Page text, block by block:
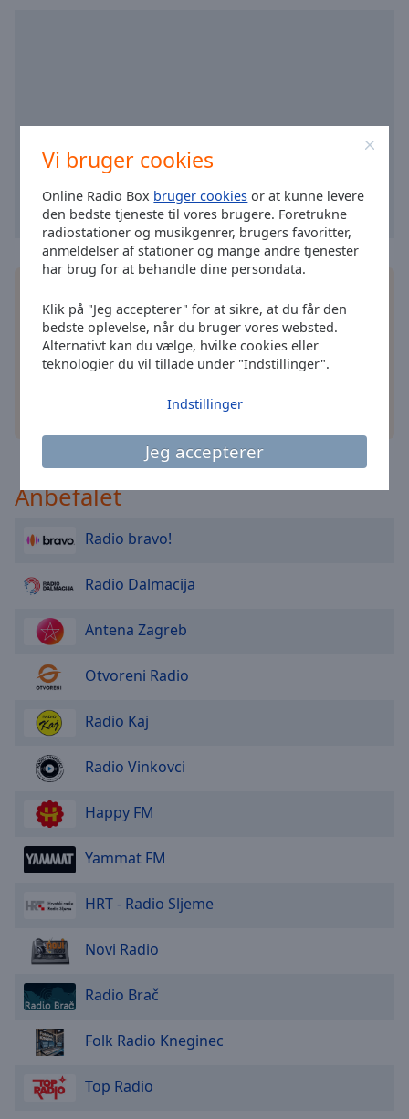
Vi bruger cookies
Online Radio Box bruger cookies or at kunne levere
den bedste tjeneste til vores brugere. Foretrukne
radiostationer og musikgenrer, brugers favoritter,
anmeldelser af stationer og mange andre tjenester
har brug for at behandle dine persondata.
Klik på "Jeg accepterer" for at sikre, at du får den
bedste oplevelse, når du bruger vores websted.
Alternativt kan du vælge, hvilke cookies eller
teknologier du vil tillade under "Indstillinger".
Jeg accepterer
Indstillinger
Text
Opacity
Background
Opacity
Background
Opacity
Size
Reset
Close
Modal
Dialog
dialog
window.
på din smartphone, og lyt til dine foretrukne
radiostationer online – uanset hvor du er!
andre muligheder
Anbefalet
Radio bravo!
Radio Dalmacija
Antena Zagreb
Otvoreni Radio
Radio Kaj
Radio Vinkovci
Happy FM
Yammat FM
HRT - Radio Sljeme
Novi Radio
Radio Brač
Folk Radio Kneginec
Top Radio